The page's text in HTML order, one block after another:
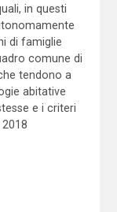
in questi
di famiglie
comune di
tendono a
abitative
e i criteri